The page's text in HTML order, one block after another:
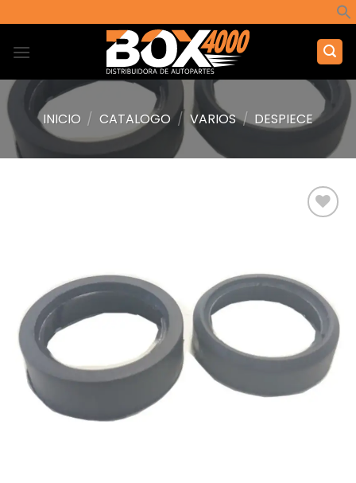
al
contenido
INICIO / CATALOGO / VARIOS / DESPIECE
deseos